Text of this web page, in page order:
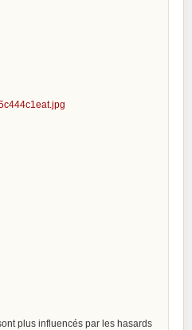
plus influencés par les hasards